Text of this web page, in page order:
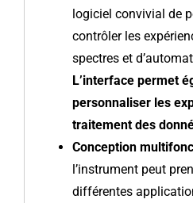
logiciel convivial de
contrôler les
spectres et
L’interface permet
personnaliser les
traitement des
Conception
l’instrument peut
différentes